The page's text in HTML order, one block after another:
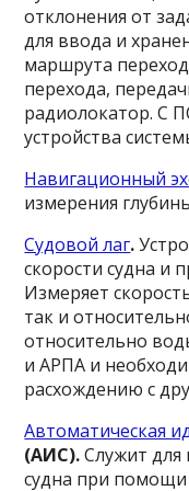
отклонения от
для ввода и
маршрута
перехода,
радиолокатор. С
устройства
Навигационный
измерения
Судовой лаг.
скорости судна и
Измеряет
так и
относительно
и АРПА и
расхождению с
Автоматическая
(АИС).Служит
судна при